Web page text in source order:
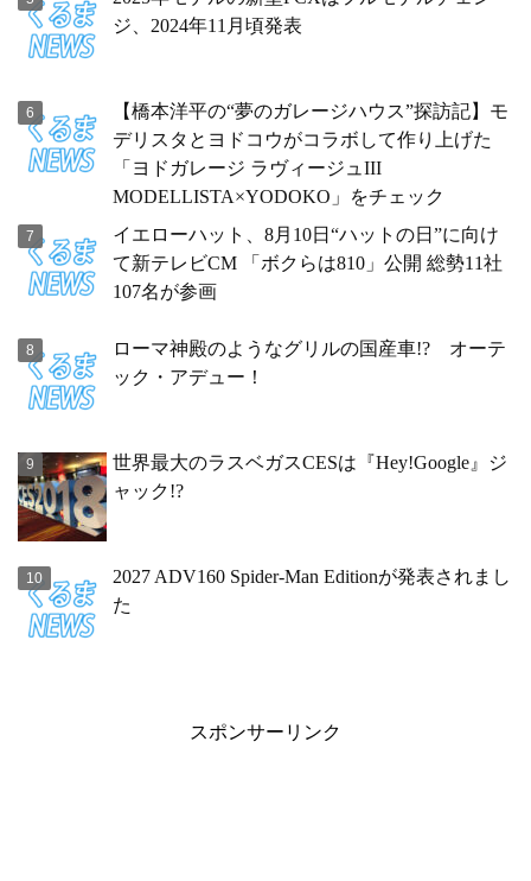
ジ、2024年11月頃発表
【橋本洋平の“夢のガレージハウス”探訪記】モ
デリスタとヨドコウがコラボして作り上げた
「ヨドガレージ ラヴィージュIII
MODELLISTA×YODOKO」をチェック
イエローハット、8月10日“ハットの日”に向け
て新テレビCM 「ボクらは810」公開 総勢11社
107名が参画
ローマ神殿のようなグリルの国産車!? オーテ
ック・アデュー！
世界最大のラスベガスCESは『Hey!Google』ジ
ャック!?
2027 ADV160 Spider-Man Editionが発表されまし
た
スポンサーリンク